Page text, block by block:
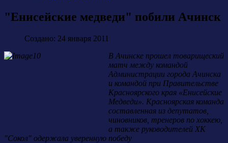
"Енисейские медведи" побили Ачинск
Создано: 24 января 2011
В Ачинске прошел товарищеский
матч между командой
Администрации города Ачинска
и командой при Правительстве
Красноярского края «Енисейские
Медведи». Красноярская команда
составленная из депутатов,
чиновников, тренеров по хоккею,
а также руководителей ХК
"Сокол" одержала уверенную победу